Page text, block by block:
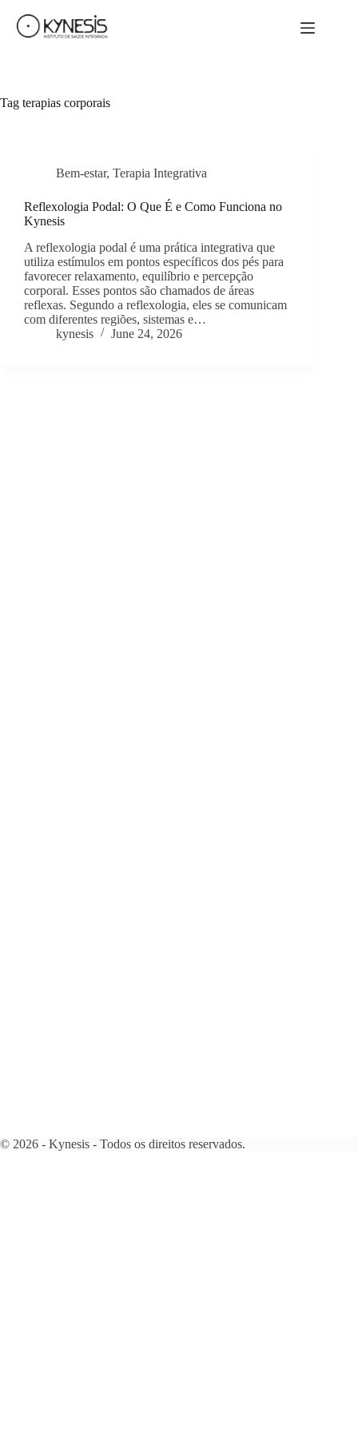
Tag terapias corporais
Bem-estar, Terapia Integrativa
Reflexologia Podal: O Que É e Como Funciona no
Kynesis
A reflexologia podal é uma prática integrativa que
utiliza estímulos em pontos específicos dos pés para
favorecer relaxamento, equilíbrio e percepção
corporal. Esses pontos são chamados de áreas
reflexas. Segundo a reflexologia, eles se comunicam
com diferentes regiões, sistemas e…
kynesis
June 24, 2026
© 2026 - Kynesis - Todos os direitos reservados.